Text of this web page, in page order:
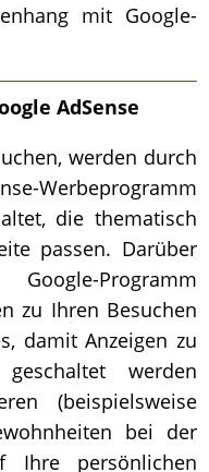
mit Google-
AdSense
werden durch
die thematisch
passen. Darüber
Programm
zu Ihren Besuchen
damit Anzeigen zu
werden
(beispielsweise
bei der
Ihre persönlichen